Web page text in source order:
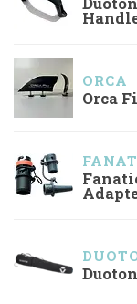
ORCA
Orca